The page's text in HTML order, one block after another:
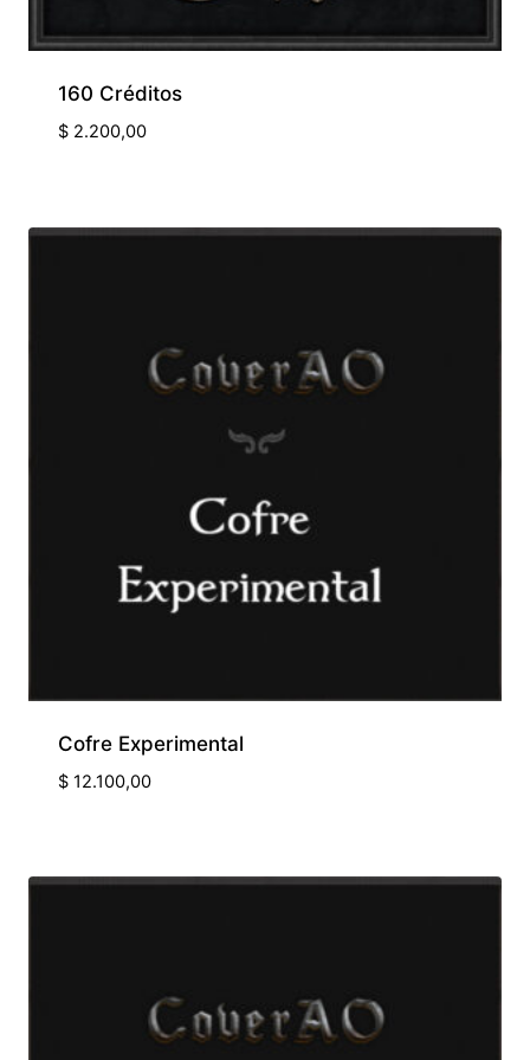
160 Créditos
$2.200,00
Cofre Experimental
$12.100,00